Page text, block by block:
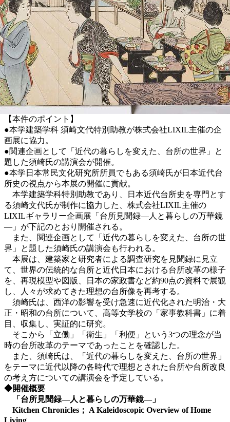
【本件のポイント】
●本学建築学科 須崎文代特別助教が株式会社LIXIL主催の企
画展に協力。
●関連企画として「近代の暮らしを変えた、台所の世界」と
題した須崎氏の講演会が開催。
●本学日本常民文化研究所所員でもある須崎氏が日本近代台
所史の視点から本展の開催に貢献。
本学建築学科特別助教であり、日本近代台所史を専門とす
る須崎文代氏が制作に協力した、株式会社LIXIL主催の
LIXILギャラリー企画展「台所見聞録―人と暮らしの万華鏡
―」が下記のとおり開催される。
また、関連企画として「近代の暮らしを変えた、台所の世
界」と題した須崎氏の講演会も行われる。
本展は、建築家と研究者による調査研究を見聞録に見立
て、世界の伝統的な台所と近代日本における台所改革の様子
を、再現模型や図版、日本の家政書など約90点の資料で展観
し、人々が求めてきた理想の台所像を再考する。
須崎氏は、西洋の影響を受け急速に近代化された明治・大
正・昭和の台所について、高等女学校の「家事教科書」に着
目、収集し、実証的に研究。
そこから「立働」「衛生」「利便」という3つの理念が当
時の台所改革のテーマであったことを確認した。
また、須崎氏は、「近代の暮らしを変えた、台所の世界」
をテーマに近代以降の各時代で理想とされた台所や台所改良
の考え方についての講演会を予定している。
◆開催概要
「台所見聞録―人と暮らしの万華鏡―」
Kitchen Chronicles； A Kaleidoscopic Overview of Home
Living